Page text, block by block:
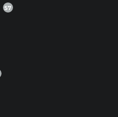
57